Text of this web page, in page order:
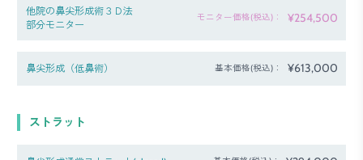
他院の鼻尖形成術３Ｄ法
部分モニター
モニター価格(税込)： ¥254,500
鼻尖形成（低鼻術） 基本価格(税込)： ¥613,000
ストラット